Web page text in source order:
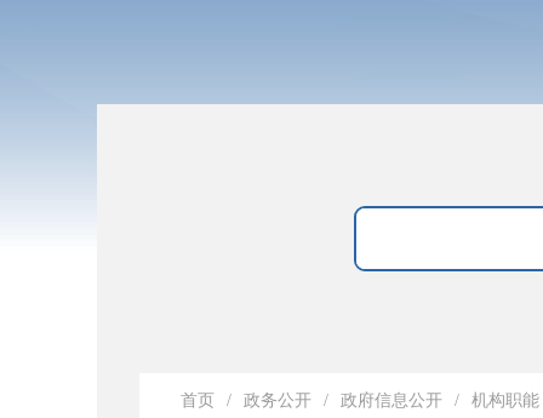
首页 / 政务公开 / 政府信息公开 / 机构职能